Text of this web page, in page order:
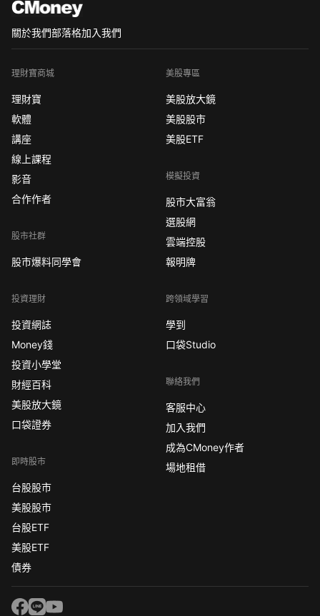
關於我們部落格加入我們
理財寶商城
理財寶
軟體
講座
線上課程
影音
合作作者
股市社群
股市爆料同學會
投資理財
投資網誌
Money錢
投資小學堂
財經百科
美股放大鏡
口袋證券
即時股市
台股股市
美股股市
台股ETF
美股ETF
債券
美股專區
美股放大鏡
美股股市
美股ETF
模擬投資
股市大富翁
選股網
雲端控股
報明牌
跨領域學習
學到
口袋Studio
聯絡我們
客服中心
加入我們
成為CMoney作者
場地租借